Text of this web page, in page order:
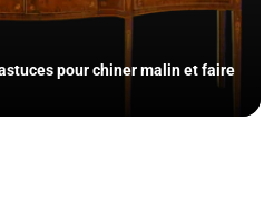
pour chiner malin et faire